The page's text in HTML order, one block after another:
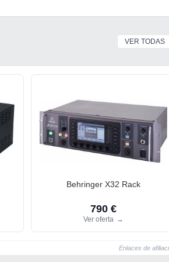
VER TODAS
Behringer X32 Rack
790 €
Ver oferta →
Enlaces de